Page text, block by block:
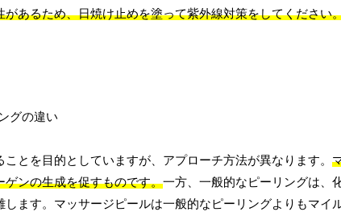
あるため、日焼け止めを塗って紫外線対策をしてください
とを目的としていますが、アプローチ方法が異なります。
ンの生成を促すものです。一方、一般的なピーリングは、
ます。マッサージピールは一般的なピーリングよりもマイ